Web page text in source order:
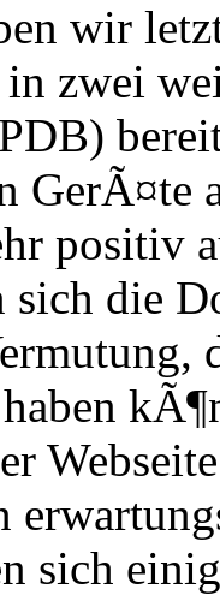
wir
in zwei
GerÃ¤te
positiv
sich die
sich